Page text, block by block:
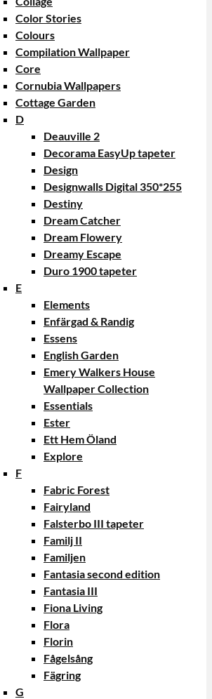
Color Stories
Colours
Compilation Wallpaper
Core
Cornubia Wallpapers
Cottage Garden
D
Deauville 2
Decorama EasyUp tapeter
Design
Designwalls Digital 350*255
Destiny
Dream Catcher
Dream Flowery
Dreamy Escape
Duro 1900 tapeter
E
Elements
Enfärgad & Randig
Essens
English Garden
Emery Walkers House
Wallpaper Collection
Essentials
Ester
Ett Hem Öland
Explore
F
Fabric Forest
Fairyland
Falsterbo III tapeter
Familj II
Familjen
Fantasia second edition
Fantasia III
Fiona Living
Flora
Florin
Fågelsång
Fägring
G